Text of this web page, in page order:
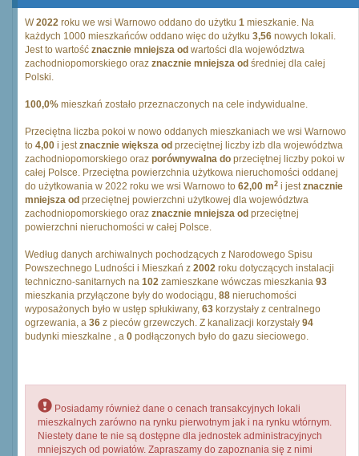
W2022 roku we wsi Warnowo oddano do użytku 1 mieszkanie. Na
każdych 1000 mieszkańców oddano więc do użytku 3,56 nowych lokali.
Jest to wartość znacznie mniejsza od wartości dla województwa
zachodniopomorskiego oraz znacznie mniejsza od średniej dla całej
Polski.
100,0% mieszkań zostało przeznaczonych na cele indywidualne.
Przeciętna liczba pokoi w nowo oddanych mieszkaniach we wsi Warnowo
to 4,00 i jestznacznie większa od przeciętnej liczby izb dla województwa
zachodniopomorskiego oraz porównywalna do przeciętnej liczby pokoi w
całej Polsce. Przeciętna powierzchnia użytkowa nieruchomości oddanej
do użytkowania w 2022 roku we wsi Warnowo to 62,00 m2 i jestznacznie
mniejsza od przeciętnej powierzchni użytkowej dla województwa
zachodniopomorskiego oraz znacznie mniejsza od przeciętnej
powierzchni nieruchomości w całej Polsce.
Według danych archiwalnych pochodzących z Narodowego Spisu
Powszechnego Ludności i Mieszkań z 2002 roku dotyczących instalacji
techniczno-sanitarnych na 102 zamieszkane wówczas mieszkania 93
mieszkania przyłączone były do wodociągu, 88 nieruchomości
wyposażonych było w ustęp spłukiwany, 63 korzystały z centralnego
ogrzewania, a 36 z pieców grzewczych. Z kanalizacji korzystały 94
budynki mieszkalne , a 0 podłączonych było do gazu sieciowego.
Posiadamy również dane o cenach transakcyjnych lokali
mieszkalnych zarówno na rynku pierwotnym jak i na rynku wtórnym.
Niestety dane te nie są dostępne dla jednostek administracyjnych
mniejszych od powiatów. Zapraszamy do zapoznania się z nimi